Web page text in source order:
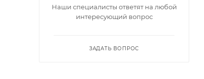
Наши специалисты ответят на любой
интересующий вопрос
ЗАДАТЬ ВОПРОС